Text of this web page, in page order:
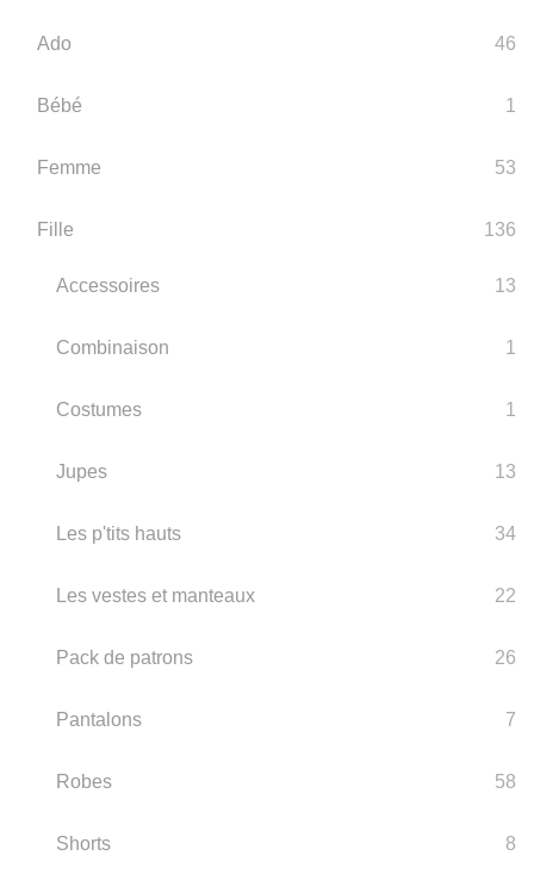
Ado 46
Bébé 1
Femme 53
Fille 136
Accessoires 13
Combinaison 1
Costumes 1
Jupes 13
Les p'tits hauts 34
Les vestes et manteaux 22
Pack de patrons 26
Pantalons 7
Robes 58
Shorts 8